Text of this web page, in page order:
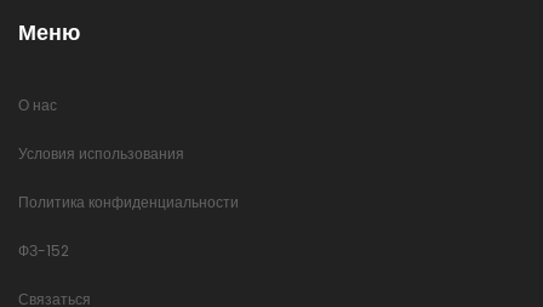
Меню
О нас
Условия использования
Политика конфиденциальности
ФЗ-152
Связаться